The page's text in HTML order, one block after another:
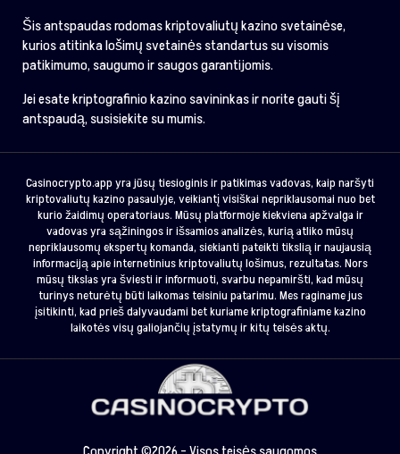
Šis antspaudas rodomas kriptovaliutų kazino svetainėse,
kurios atitinka lošimų svetainės standartus su visomis
patikimumo, saugumo ir saugos garantijomis.
Jei esate kriptografinio kazino savininkas ir norite gauti šį
antspaudą, susisiekite su mumis.
Casinocrypto.app yra jūsų tiesioginis ir patikimas vadovas, kaip naršyti
kriptovaliutų kazino pasaulyje, veikiantį visiškai nepriklausomai nuo bet
kurio žaidimų operatoriaus. Mūsų platformoje kiekviena apžvalga ir
vadovas yra sąžiningos ir išsamios analizės, kurią atliko mūsų
nepriklausomų ekspertų komanda, siekianti pateikti tikslią ir naujausią
informaciją apie internetinius kriptovaliutų lošimus, rezultatas. Nors
mūsų tikslas yra šviesti ir informuoti, svarbu nepamiršti, kad mūsų
turinys neturėtų būti laikomas teisiniu patarimu. Mes raginame jus
įsitikinti, kad prieš dalyvaudami bet kuriame kriptografiniame kazino
laikotės visų galiojančių įstatymų ir kitų teisės aktų.